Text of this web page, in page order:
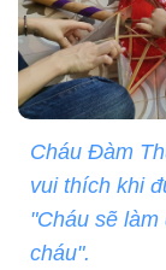
Cháu Đàm
vui thích khi
"Cháu sẽ
cháu".